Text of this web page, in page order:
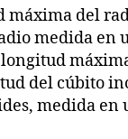
del
medida en
del cúbito
medida en